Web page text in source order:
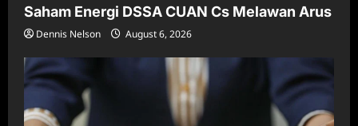
Saham Energi DSSA CUAN Cs Melawan Arus
Dennis Nelson August 6, 2026